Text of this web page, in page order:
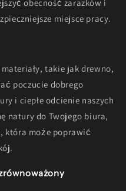
obecność zarazków i
miejsce pracy.
takie jak drewno,
poczucie dobrego
i ciepłe odcienie naszych
natury do Twojego biura,
która może poprawić